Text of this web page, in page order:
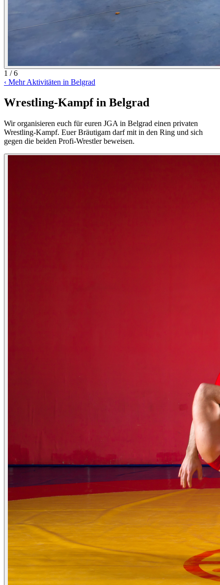
1 / 6
‹ Mehr Aktivitäten in Belgrad
Wrestling-Kampf in Belgrad
Wir organisieren euch für euren JGA in Belgrad einen privaten
Wrestling-Kampf. Euer Bräutigam darf mit in den Ring und sich
gegen die beiden Profi-Wrestler beweisen.